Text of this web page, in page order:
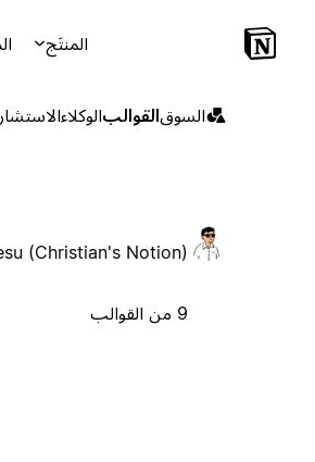
المنتَج
السوقالقوالبالوكلاء
(Christian's Notion)
9 من القوالب